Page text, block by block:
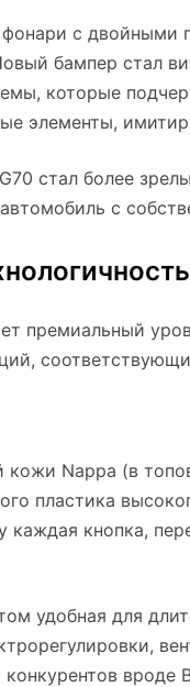
с двойными
бампер стал
которые
элементы,
стал более
с
премиальный
Nappa (в
пластика
кнопка,
удобная для
вроде